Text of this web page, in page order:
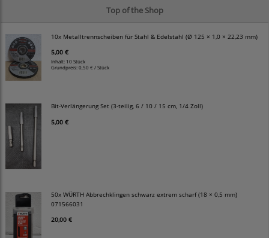
Top of the Shop
10x Metalltrennscheiben für Stahl & Edelstahl (Ø 125 × 1,0 × 22,23 mm)
5,00 €
Inhalt: 10 Stück
Grundpreis:0,50 € / Stück
Bit-Verlängerung Set (3-teilig, 6 / 10 / 15 cm, 1/4 Zoll)
5,00 €
50x WÜRTH Abbrechklingen schwarz extrem scharf (18 × 0,5 mm)
071566031
20,00 €